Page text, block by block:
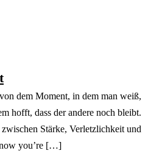
dem Moment, in dem man weiß,
hofft, dass der andere noch bleibt.
Stärke, Verletzlichkeit und
you’re […]